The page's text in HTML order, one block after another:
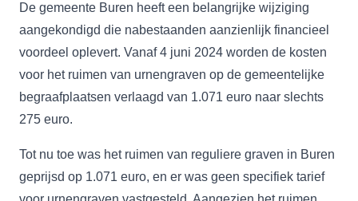
De gemeente Buren heeft een belangrijke wijziging
aangekondigd die nabestaanden aanzienlijk financieel
voordeel oplevert. Vanaf 4 juni 2024 worden de kosten
voor het ruimen van urnengraven op de gemeentelijke
begraafplaatsen verlaagd van 1.071 euro naar slechts
275 euro.
Tot nu toe was het ruimen van reguliere graven in Buren
geprijsd op 1.071 euro, en er was geen specifiek tarief